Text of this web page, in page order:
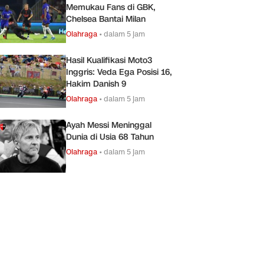
Memukau Fans di GBK,
Chelsea Bantai Milan
Olahraga •dalam 5 jam
Hasil Kualifikasi Moto3
Inggris: Veda Ega Posisi 16,
Hakim Danish 9
Olahraga •dalam 5 jam
Ayah Messi Meninggal
Dunia di Usia 68 Tahun
Olahraga •dalam 5 jam